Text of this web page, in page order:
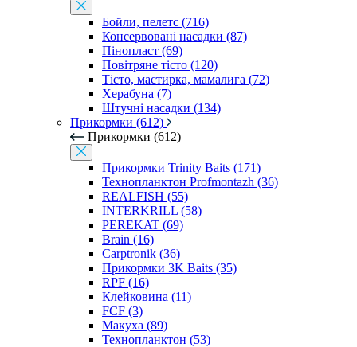
Бойли, пелетс (716)
Консервовані насадки (87)
Пінопласт (69)
Повітряне тісто (120)
Тісто, мастирка, мамалига (72)
Херабуна (7)
Штучні насадки (134)
Прикормки (612)
Прикормки (612)
Прикормки Trinity Baits (171)
Технопланктон Profmontazh (36)
REALFISH (55)
INTERKRILL (58)
PEREKAT (69)
Brain (16)
Carptronik (36)
Прикормки 3K Baits (35)
RPF (16)
Клейковина (11)
FCF (3)
Макуха (89)
Технопланктон (53)